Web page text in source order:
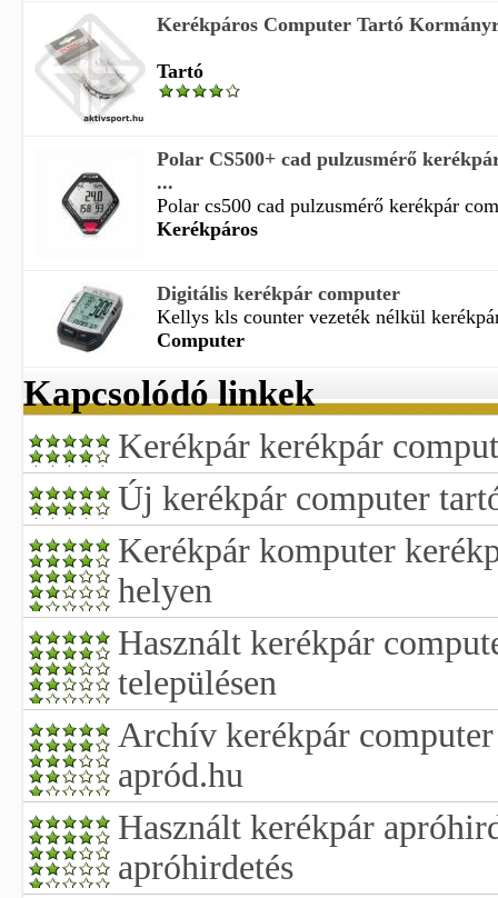
Kerékpáros Computer Tartó
Tartó
Polar CS500+ cad pulzusmérő
...
Polar cs500 cad pulzusmérő kerékpár
Kerékpáros
Digitális kerékpár computer
Kellys kls counter vezeték nélkül
Computer
Kapcsolódó linkek
Kerékpár kerékpár
Új kerékpár computer
Kerékpár komputer
helyen
Használt kerékpár
településen
Archív kerékpár
apród.hu
Használt kerékpár
apróhirdetés